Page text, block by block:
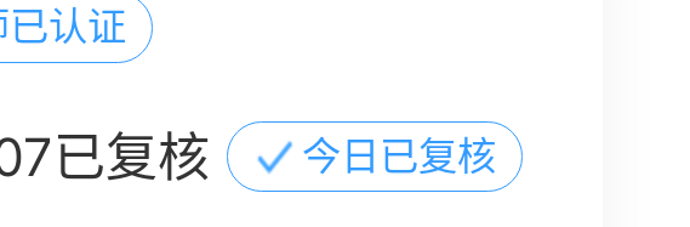
已认证
已复核 今日已复核